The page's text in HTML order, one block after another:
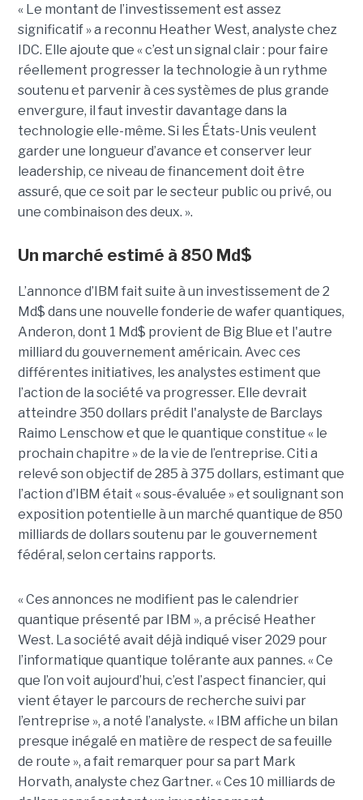
« Le montant de l’investissement est assez
significatif » a reconnu Heather West, analyste chez
IDC. Elle ajoute que « c’est un signal clair : pour faire
réellement progresser la technologie à un rythme
soutenu et parvenir à ces systèmes de plus grande
envergure, il faut investir davantage dans la
technologie elle-même. Si les États-Unis veulent
garder une longueur d’avance et conserver leur
leadership, ce niveau de financement doit être
assuré, que ce soit par le secteur public ou privé, ou
une combinaison des deux. ».
Un marché estimé à 850 Md$
L’annonce d’IBM fait suite à un investissement de 2
Md$ dans une nouvelle fonderie de wafer quantiques,
Anderon, dont 1 Md$ provient de Big Blue et l'autre
milliard du gouvernement américain. Avec ces
différentes initiatives, les analystes estiment que
l’action de la société va progresser. Elle devrait
atteindre 350 dollars prédit l'analyste de Barclays
Raimo Lenschow et que le quantique constitue « le
prochain chapitre » de la vie de l’entreprise. Citi a
relevé son objectif de 285 à 375 dollars, estimant que
l’action d’IBM était « sous-évaluée » et soulignant son
exposition potentielle à un marché quantique de 850
milliards de dollars soutenu par le gouvernement
fédéral, selon certains rapports.
« Ces annonces ne modifient pas le calendrier
quantique présenté par IBM », a précisé Heather
West. La société avait déjà indiqué viser 2029 pour
l’informatique quantique tolérante aux pannes. « Ce
que l’on voit aujourd’hui, c’est l’aspect financier, qui
vient étayer le parcours de recherche suivi par
l’entreprise », a noté l’analyste. « IBM affiche un bilan
presque inégalé en matière de respect de sa feuille
de route », a fait remarquer pour sa part Mark
Horvath, analyste chez Gartner. « Ces 10 milliards de